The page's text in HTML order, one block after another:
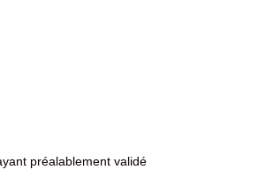
préalablement validé